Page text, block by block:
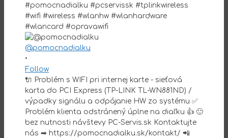
@pomocnadialku
•
Follow
🔌 Problém s WIFI pri internej karte - sieťová
karta do PCI Express (TP-LINK TL-WN881ND) /
výpadky signálu a odpájanie HW zo systému ✅
Problém klienta odstránený úplne na diaľku 👍 🙂
bez nutnosti návštevy PC-Servis.sk Kontaktujte
nás ➡ https://pomocnadialku.sk/kontakt/ 📲